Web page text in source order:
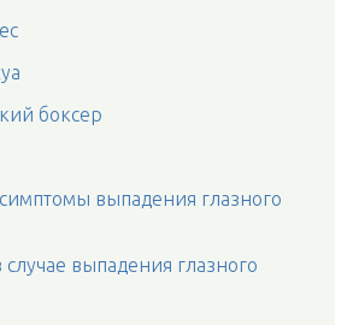
боксер
выпадения глазного
случае выпадения глазного